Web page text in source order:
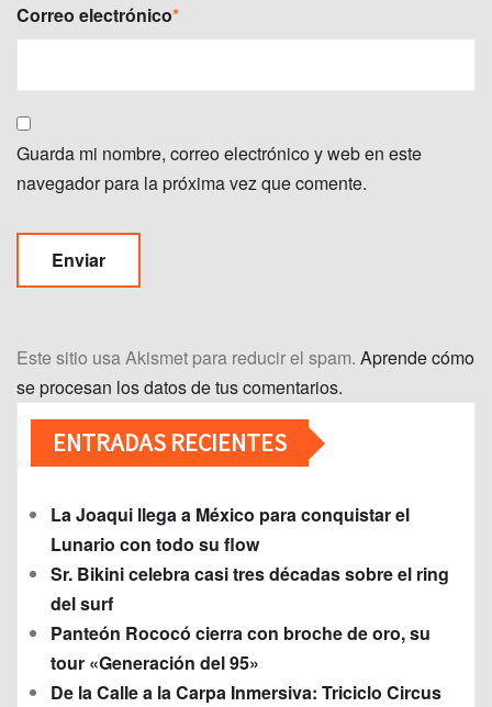
Correo electrónico*
Guarda mi nombre, correo electrónico y web en este
navegador para la próxima vez que comente.
Este sitio usa Akismet para reducir el spam. Aprende cómo
se procesan los datos de tus comentarios.
ENTRADAS RECIENTES
La Joaqui llega a México para conquistar el
Lunario con todo su flow
Sr. Bikini celebra casi tres décadas sobre el ring
del surf
Panteón Rococó cierra con broche de oro, su
tour «Generación del 95»
De la Calle a la Carpa Inmersiva: Triciclo Circus